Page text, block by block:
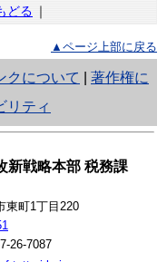
どる ｜
▲ページ上部に戻る
クについて
著作権に
リティ
新戦略本部 税務課
東町1丁目220
26-7087